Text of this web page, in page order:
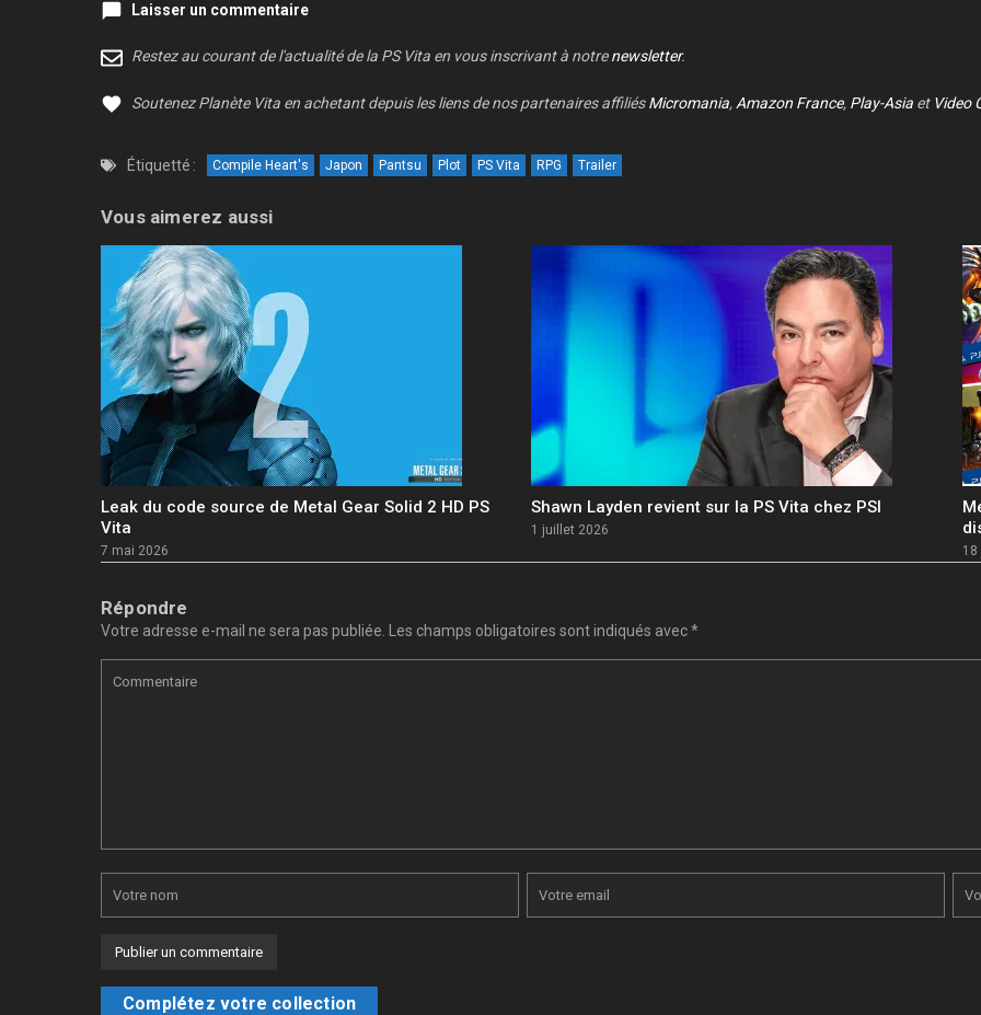
Laisser un commentaire
Restez au courant de l'actualité de la PS Vita en vous inscrivant à notrenewsletter.
Soutenez Planète Vita en achetant depuis les liens de nos partenaires affiliésMicromania, Amazon France, Play-Asia et Video
Étiquetté : Compile Heart's Japon Pantsu Plot PS Vita RPG Trailer
Vous aimerez aussi
Leak du code source de Metal Gear Solid 2 HD PS
Vita
7 mai 2026
Shawn Layden revient sur la PS Vita chez PSI
1 juillet 2026
18
Répondre
Votre adresse e-mail ne sera pas publiée. Les champs obligatoires sont indiqués avec*
Complétez votre collection